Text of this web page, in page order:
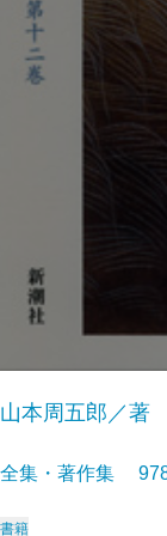
山本周五郎／著
全集・著作集
書籍